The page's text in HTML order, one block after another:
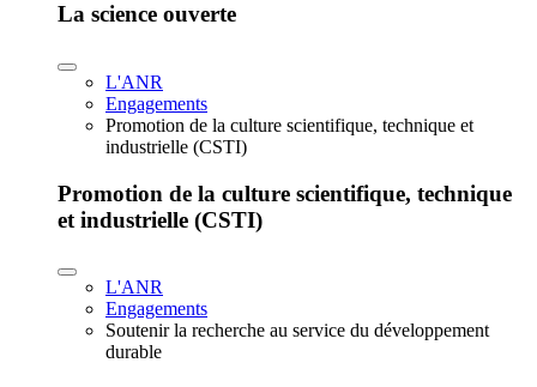
La science ouverte
L'ANR
Engagements
Promotion de la culture scientifique, technique et
industrielle (CSTI)
Promotion de la culture scientifique, technique
et industrielle (CSTI)
L'ANR
Engagements
Soutenir la recherche au service du développement
durable